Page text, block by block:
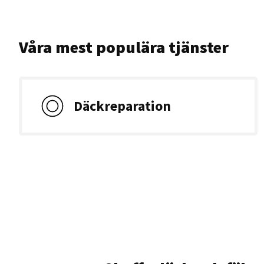
Våra mest populära tjänster
Däckreparation